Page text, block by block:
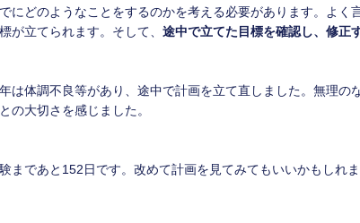
にどのようなことをするのかを考える必要があります。よく
が立てられます。そして、 途中で立てた目標を確認し、修正
は体調不良等があり、途中で計画を立て直しました。無理の
の大切さを感じました。
まであと152日です。改めて計画を見てみてもいいかもしれま